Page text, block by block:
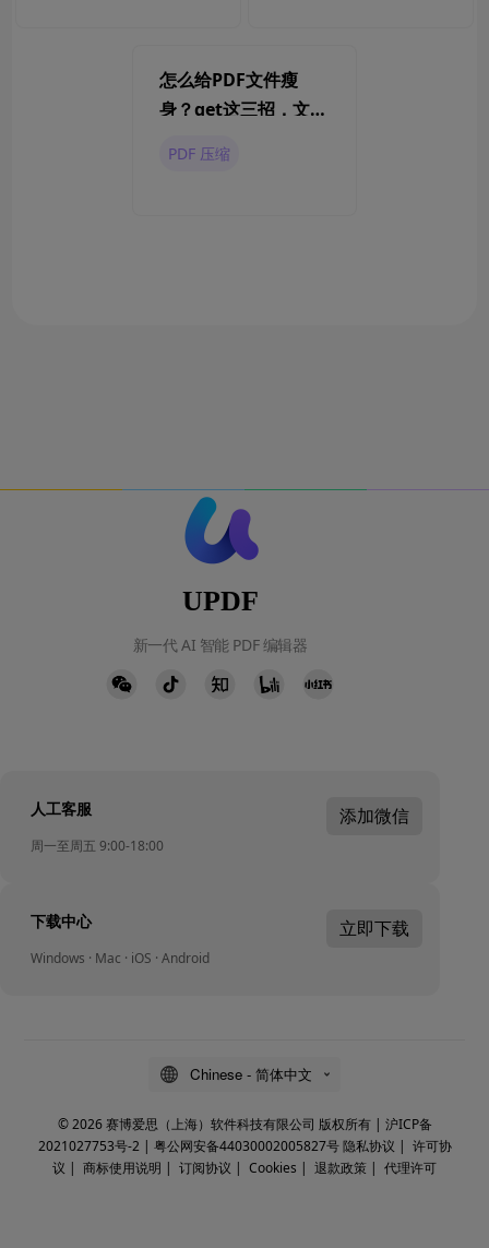
怎么给PDF文件瘦
身？get这三招，文件
PDF 压缩
UPDF
新一代 AI 智能 PDF 编辑器
人工客服
周一至周五 9:00-18:00
添加微信
下载中心
Windows · Mac · iOS · Android
立即下载
Chinese - 简体中文
© 2026 赛博爱思（上海）软件科技有限公司 版权所有 | 沪ICP备
2021027753号-2| 粤公网安备44030002005827号 隐私协议 | 许可协
议 | 商标使用说明 | 订阅协议 | Cookies | 退款政策 | 代理许可